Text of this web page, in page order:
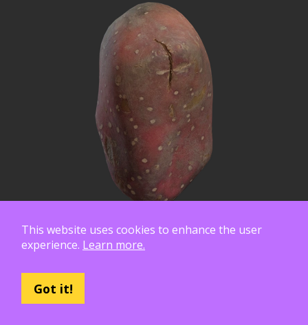
This website uses cookies to enhance the user
experience. Learn more.
Got it!